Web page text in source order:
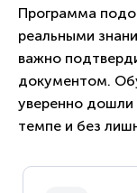
Программа
реальными
важно
документом.
уверенно дошли
темпе и без